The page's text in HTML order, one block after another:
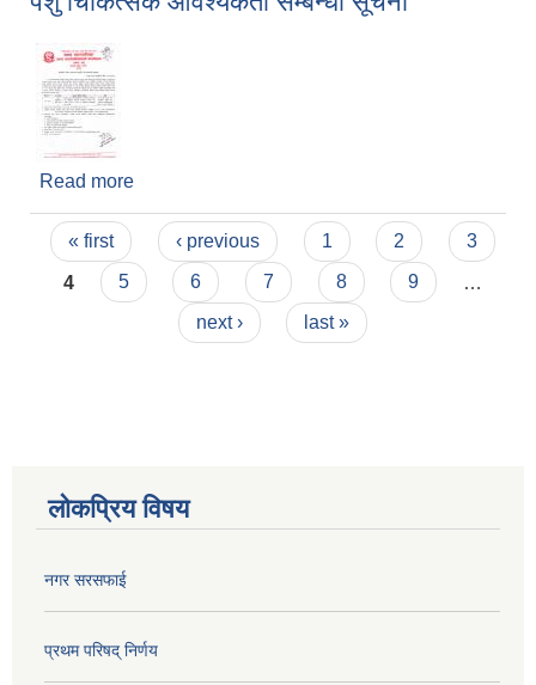
Read more
Pages
« first ‹ previous 1 2
3
4
5 6 7 8 9
next ›
last »
लोकप्रिय विषय
नगर सरसफाई
प्रथम परिषद् निर्णय